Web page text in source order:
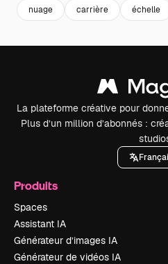
nuage carrière échelle
La plateforme créative pour
Plus d’un million d’abonnés :
Produits
Spaces
Assistant IA
Générateur d’images IA
Générateur de vidéos IA